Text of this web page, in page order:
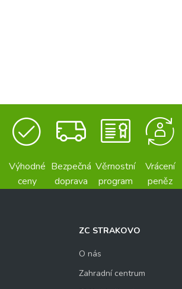
Výhodné
ceny
Bezpečná
doprava
Věrnostní
program
Vrácení
peněz
ZC STRAKOVO
O nás
Zahradní centrum